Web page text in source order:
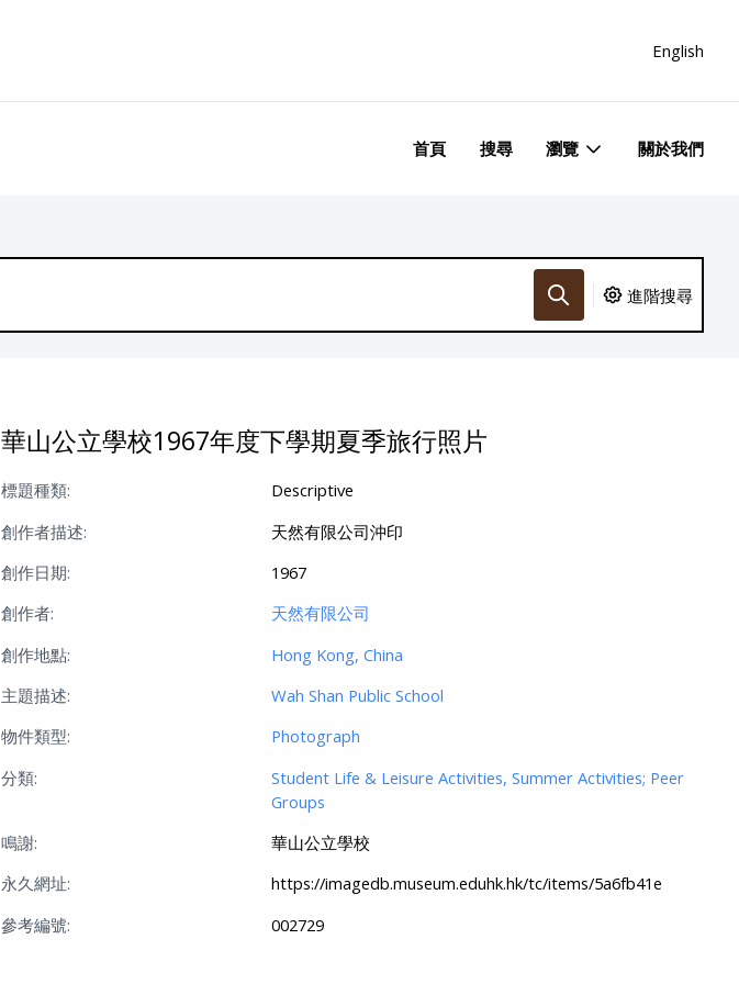
English
首頁 搜尋 瀏覽 關於我們
進階搜尋
華山公立學校1967年度下學期夏季旅行照片
標題種類:
Descriptive
創作者描述:
天然有限公司沖印
創作日期:
1967
創作者:
天然有限公司
創作地點:
Hong Kong, China
主題描述:
Wah Shan Public School
物件類型:
Photograph
分類:
Student Life & Leisure Activities, Summer Activities; Peer
Groups
鳴謝:
華山公立學校
永久網址:
https://imagedb.museum.eduhk.hk/tc/items/5a6fb41e
參考編號:
002729